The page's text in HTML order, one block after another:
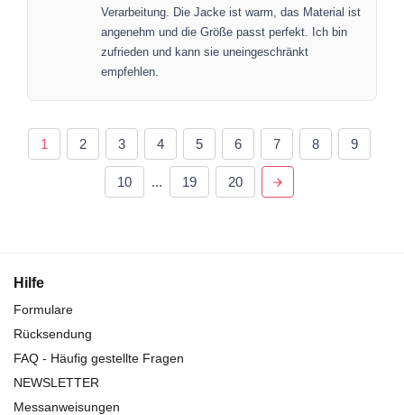
Verarbeitung. Die Jacke ist warm, das Material ist
angenehm und die Größe passt perfekt. Ich bin
zufrieden und kann sie uneingeschränkt
empfehlen.
1 2 3 4 5 6 7 8 9
10 ... 19 20
Hilfe
Formulare
Rücksendung
FAQ - Häufig gestellte Fragen
NEWSLETTER
Messanweisungen